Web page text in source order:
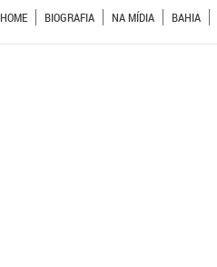
HOME BIOGRAFIA NA MÍDIA BAHIA